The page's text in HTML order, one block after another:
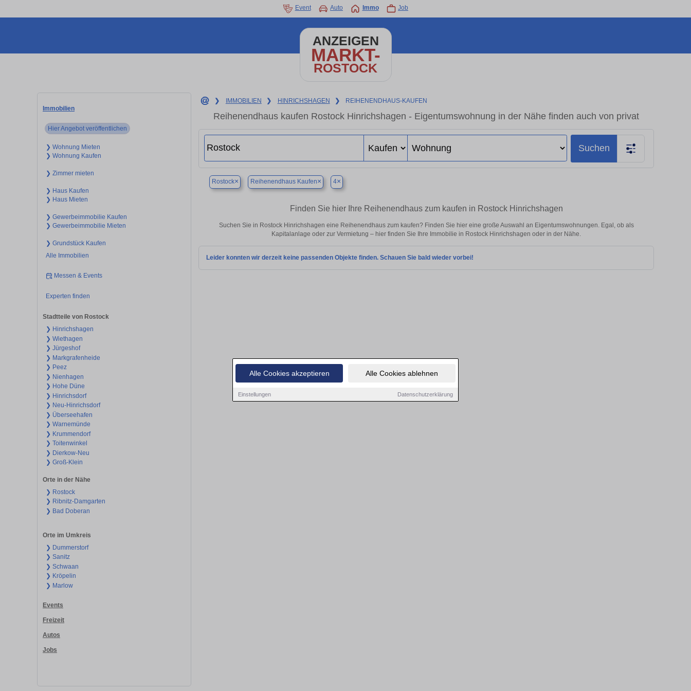
Alle Cookies akzeptieren Alle Cookies ablehnen
Einstellungen Datenschutzerklärung
Event Auto Immo Job
ANZEIGEN
MARKT-
ROSTOCK
Immobilien
Hier Angebot veröffentlichen
❯ Wohnung Mieten
❯ Wohnung Kaufen
❯ Zimmer mieten
❯ Haus Kaufen
❯ Haus Mieten
❯ Gewerbeimmobilie Kaufen
❯ Gewerbeimmobilie Mieten
❯ Grundstück Kaufen
Alle Immobilien
Messen & Events
Experten finden
Stadtteile von Rostock
❯ Hinrichshagen
❯ Wiethagen
❯ Jürgeshof
❯ Markgrafenheide
❯ Peez
❯ Nienhagen
❯ Hohe Düne
❯ Hinrichsdorf
❯ Neu-Hinrichsdorf
❯ Überseehafen
❯ Warnemünde
❯ Krummendorf
❯ Toitenwinkel
❯ Dierkow-Neu
❯ Groß-Klein
Orte in der Nähe
❯ Rostock
❯ Ribnitz-Damgarten
❯ Bad Doberan
Orte im Umkreis
❯ Dummerstorf
❯ Sanitz
❯ Schwaan
❯ Kröpelin
❯ Marlow
Events
Freizeit
Autos
Jobs
❯ IMMOBILIEN ❯ HINRICHSHAGEN ❯ REIHENENDHAUS-KAUFEN
Reihenendhaus kaufen Rostock Hinrichshagen - Eigentumswohnung in der Nähe finden auch von privat
Suchen
Rostock× Reihenendhaus Kaufen× 4×
Finden Sie hier Ihre Reihenendhaus zum kaufen in Rostock Hinrichshagen
Suchen Sie in Rostock Hinrichshagen eine Reihenendhaus zum kaufen? Finden Sie hier eine große Auswahl an Eigentumswohnungen. Egal, ob als
Kapitalanlage oder zur Vermietung – hier finden Sie Ihre Immobilie in Rostock Hinrichshagen oder in der Nähe.
Leider konnten wir derzeit keine passenden Objekte finden. Schauen Sie bald wieder vorbei!